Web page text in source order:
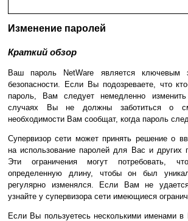
Изменение паролей
Краткий обзор
Ваш пароль NetWare является ключевым
безопасности. Если Вы подозреваете, что
пароль, Вам следует немедленно
случаях Вы не должны заботиться о
необходимости Вам сообщат, когда пароль
Супервизор сети может принять решение о
на использование паролей для Вас и других
Эти ограничения могут потребовать,
определенную длину, чтобы он был
регулярно изменялся. Если Вам не
узнайте у супервизора сети имеющиеся
Если Вы пользуетесь несколькими именами в